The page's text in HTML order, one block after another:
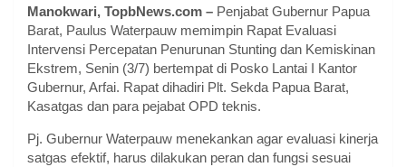
Manokwari, TopbNews.com – Penjabat Gubernur Papua
Barat, Paulus Waterpauw memimpin Rapat Evaluasi
Intervensi Percepatan Penurunan Stunting dan Kemiskinan
Ekstrem, Senin (3/7) bertempat di Posko Lantai I Kantor
Gubernur, Arfai. Rapat dihadiri Plt. Sekda Papua Barat,
Kasatgas dan para pejabat OPD teknis.
Pj. Gubernur Waterpauw menekankan agar evaluasi kinerja
satgas efektif, harus dilakukan peran dan fungsi sesuai